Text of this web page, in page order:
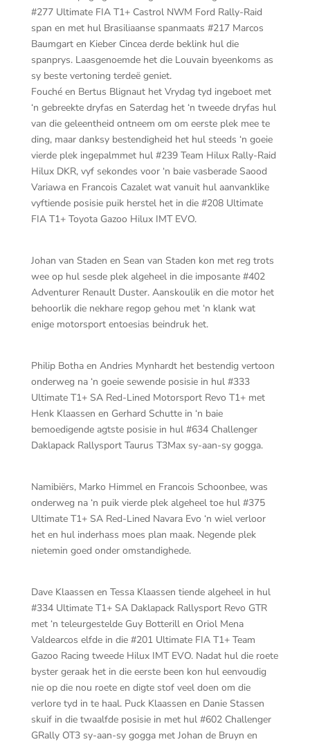
#277 Ultimate FIA T1+ Castrol NWM Ford Rally-Raid
span en met hul Brasiliaanse spanmaats #217 Marcos
Baumgart en Kieber Cincea derde beklink hul die
spanprys. Laasgenoemde het die Louvain byeenkoms as
sy beste vertoning terdeë geniet.
Fouché en Bertus Blignaut het Vrydag tyd ingeboet met
‘n gebreekte dryfas en Saterdag het ‘n tweede dryfas hul
van die geleentheid ontneem om om eerste plek mee te
ding, maar danksy bestendigheid het hul steeds ‘n goeie
vierde plek ingepalmmet hul #239 Team Hilux Rally-Raid
Hilux DKR, vyf sekondes voor ‘n baie vasberade Saood
Variawa en Francois Cazalet wat vanuit hul aanvanklike
vyftiende posisie puik herstel het in die #208 Ultimate
FIA T1+ Toyota Gazoo Hilux IMT EVO.
Johan van Staden en Sean van Staden kon met reg trots
wee op hul sesde plek algeheel in die imposante #402
Adventurer Renault Duster. Aanskoulik en die motor het
behoorlik die nekhare regop gehou met ‘n klank wat
enige motorsport entoesias beindruk het.
Philip Botha en Andries Mynhardt het bestendig vertoon
onderweg na ‘n goeie sewende posisie in hul #333
Ultimate T1+ SA Red-Lined Motorsport Revo T1+ met
Henk Klaassen en Gerhard Schutte in ‘n baie
bemoedigende agtste posisie in hul #634 Challenger
Daklapack Rallysport Taurus T3Max sy-aan-sy gogga.
Namibiërs, Marko Himmel en Francois Schoonbee, was
onderweg na ‘n puik vierde plek algeheel toe hul #375
Ultimate T1+ SA Red-Lined Navara Evo ‘n wiel verloor
het en hul inderhass moes plan maak. Negende plek
nietemin goed onder omstandighede.
Dave Klaassen en Tessa Klaassen tiende algeheel in hul
#334 Ultimate T1+ SA Daklapack Rallysport Revo GTR
met ‘n teleurgestelde Guy Botterill en Oriol Mena
Valdearcos elfde in die #201 Ultimate FIA T1+ Team
Gazoo Racing tweede Hilux IMT EVO. Nadat hul die roete
byster geraak het in die eerste been kon hul eenvoudig
nie op die nou roete en digte stof veel doen om die
verlore tyd in te haal. Puck Klaassen en Danie Stassen
skuif in die twaalfde posisie in met hul #602 Challenger
GRally OT3 sy-aan-sy gogga met Johan de Bruyn en